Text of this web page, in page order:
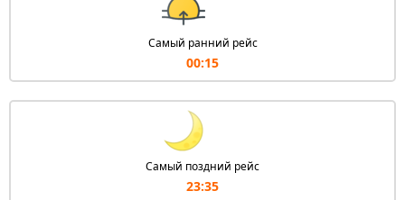
Самый ранний рейс
00:15
Самый поздний рейс
23:35